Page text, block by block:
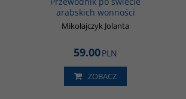
arabskich wonności
Mikołajczyk Jolanta
59.00PLN
ZOBACZ